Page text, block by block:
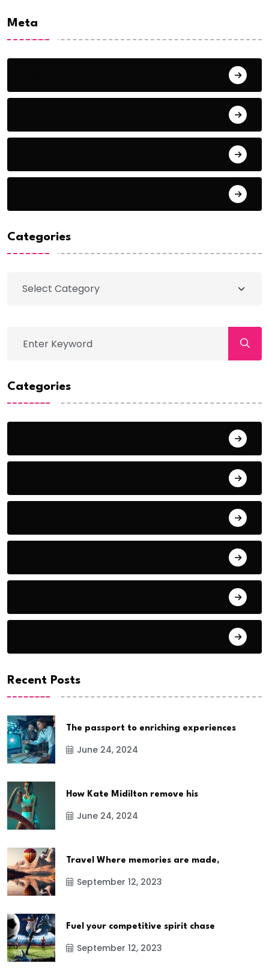
Meta
Categories
Categories
Recent Posts
The passport to enriching experiences
June 24, 2024
How Kate Midilton remove his
June 24, 2024
Travel Where memories are made,
September 12, 2023
Fuel your competitive spirit chase
September 12, 2023